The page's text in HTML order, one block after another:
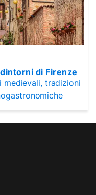
di Firenze
medievali, tradizioni